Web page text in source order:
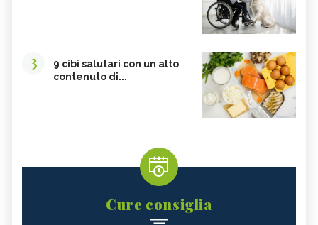
3
9 cibi salutari con un alto
contenuto di...
Cure consiglia